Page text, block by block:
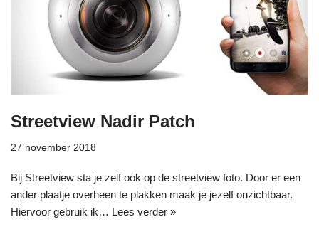
Streetview Nadir Patch
27 november 2018
Bij Streetview sta je zelf ook op de streetview foto. Door er een
ander plaatje overheen te plakken maak je jezelf onzichtbaar.
Hiervoor gebruik ik… Lees verder »